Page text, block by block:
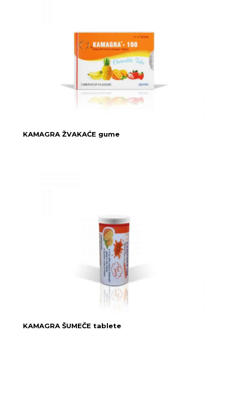
KAMAGRA ŽVAKAĆE gume
KAMAGRA ŠUMEČE tablete